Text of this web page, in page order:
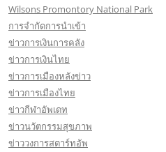
Wilsons Promontory National Park
การจำกัดการนำเข้า
ข่าวการเงินการคลัง
ข่าวการเงินไทย
ข่าวการเมืองหลังข่าว
ข่าวการเมืองไทย
ข่าวกีฬาอัพเดท
ข่าวนวัตกรรมสุขภาพ
ข่าววงการสตาร์ทอัพ